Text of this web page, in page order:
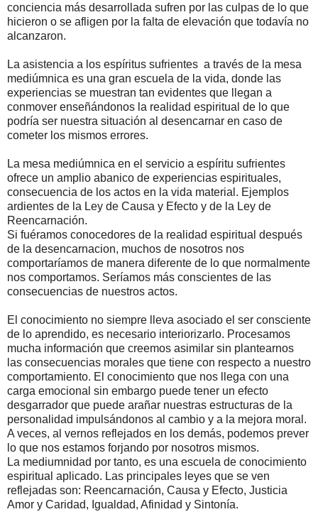
conciencia más desarrollada sufren por las culpas de lo que
hicieron o se afligen por la falta de elevación que todavía no
alcanzaron.
La asistencia a los espíritus sufrientes a través de la mesa
mediúmnica es una gran escuela de la vida, donde las
experiencias se muestran tan evidentes que llegan a
conmover enseñándonos la realidad espiritual de lo que
podría ser nuestra situación al desencarnar en caso de
cometer los mismos errores.
La mesa mediúmnica en el servicio a espíritu sufrientes
ofrece un amplio abanico de experiencias espirituales,
consecuencia de los actos en la vida material. Ejemplos
ardientes de la Ley de Causa y Efecto y de la Ley de
Reencarnación.
Si fuéramos conocedores de la realidad espiritual después
de la desencarnacion, muchos de nosotros nos
comportaríamos de manera diferente de lo que normalmente
nos comportamos. Seríamos más conscientes de las
consecuencias de nuestros actos.
El conocimiento no siempre lleva asociado el ser consciente
de lo aprendido, es necesario interiorizarlo. Procesamos
mucha información que creemos asimilar sin plantearnos
las consecuencias morales que tiene con respecto a nuestro
comportamiento. El conocimiento que nos llega con una
carga emocional sin embargo puede tener un efecto
desgarrador que puede arañar nuestras estructuras de la
personalidad impulsándonos al cambio y a la mejora moral.
A veces, al vernos reflejados en los demás, podemos prever
lo que nos estamos forjando por nosotros mismos.
La mediumnidad por tanto, es una escuela de conocimiento
espiritual aplicado. Las principales leyes que se ven
reflejadas son: Reencarnación, Causa y Efecto, Justicia
Amor y Caridad, Igualdad, Afinidad y Sintonía.